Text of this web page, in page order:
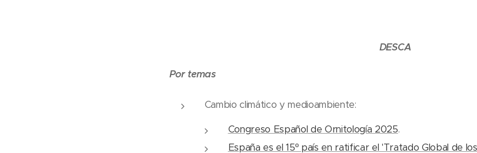
DESCA
Por temas
Cambio climático y medioambiente:
Congreso Español de Ornitología 2025.
España es el 15º país en ratificar el 'Tratado Global de